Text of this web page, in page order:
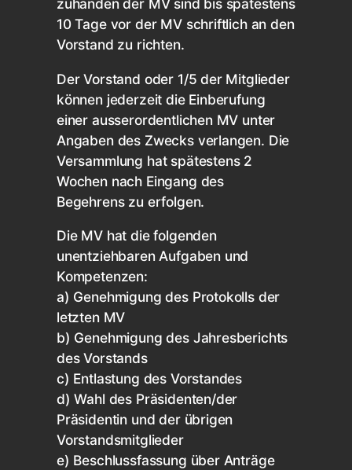
zuhanden der MV sind bis spätestens
10 Tage vor der MV schriftlich an den
Vorstand zu richten.
Der Vorstand oder 1/5 der Mitglieder
können jederzeit die Einberufung
einer ausserordentlichen MV unter
Angaben des Zwecks verlangen. Die
Versammlung hat spätestens 2
Wochen nach Eingang des
Begehrens zu erfolgen.
Die MV hat die folgenden
unentziehbaren Aufgaben und
Kompetenzen:
a) Genehmigung des Protokolls der
letzten MV
b) Genehmigung des Jahresberichts
des Vorstands
c) Entlastung des Vorstandes
d) Wahl des Präsidenten/der
Präsidentin und der übrigen
Vorstandsmitglieder
e) Beschlussfassung über Anträge